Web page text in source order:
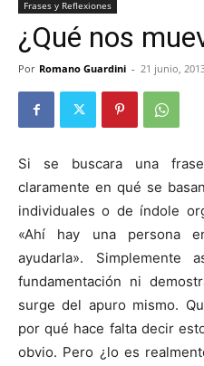
Frases y Reflexiones
¿Qué nos
Por Romano Guardini - 21 junio,
Si se buscara una
claramente en qué se
individuales o de índole
«Ahí hay una persona
ayudarla».
fundamentación ni
surge del apuro mismo.
por qué hace falta decir
obvio. Pero ¿lo es